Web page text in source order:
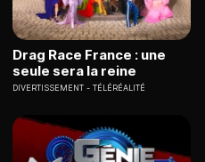
Drag Race France : une
seule sera la reine
DIVERTISSEMENT TÉLÉRÉALITÉ